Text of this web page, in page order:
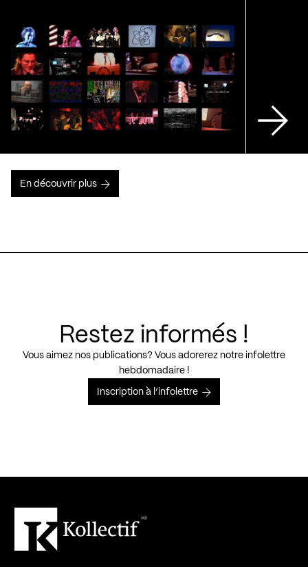
En découvrir plus
Restez informés !
Vous aimez nos publications? Vous adorerez notre infolettre
hebdomadaire !
Inscription à l’infolettre